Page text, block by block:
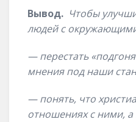
Вывод. Чтобы
людей с
— перестать
мнения под наши
— понять, что
отношениях с ними, а